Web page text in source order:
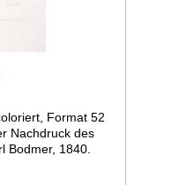
Format 52
Nachdruck des
Bodmer, 1840.